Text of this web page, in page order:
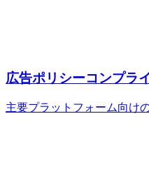
広告ポリシーコンプラ
主要プラットフォーム向け